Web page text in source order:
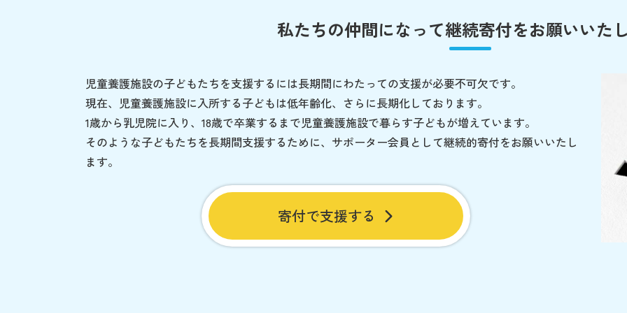
私たちの仲間になって継続寄付をお願いいた
児童養護施設の子どもたちを支援するには長期間にわたっての支援が必要不可欠です。
現在、児童養護施設に入所する子どもは低年齢化、さらに長期化しております。
1歳から乳児院に入り、18歳で卒業するまで児童養護施設で暮らす子どもが増えています。
そのような子どもたちを長期間支援するために、サポーター会員として継続的寄付をお願いいたし
ます。
寄付で支援する